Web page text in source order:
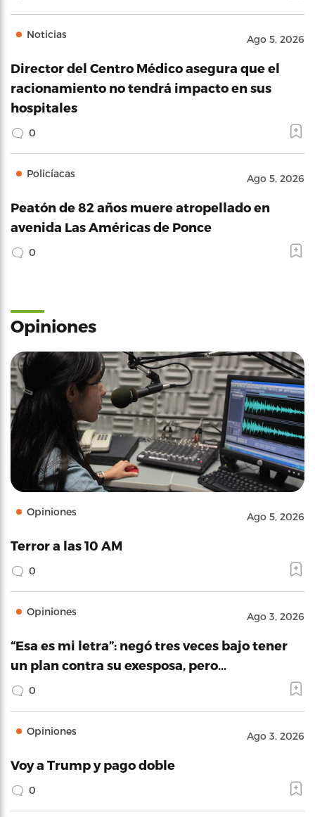
Noticias Ago 5, 2026
Director del Centro Médico asegura que el
racionamiento no tendrá impacto en sus
hospitales
0
Policíacas Ago 5, 2026
Peatón de 82 años muere atropellado en
avenida Las Américas de Ponce
0
Opiniones
Opiniones Ago 5, 2026
Terror a las 10 AM
0
Opiniones Ago 3, 2026
“Esa es mi letra”: negó tres veces bajo tener
un plan contra su exesposa, pero…
0
Opiniones Ago 3, 2026
Voy a Trump y pago doble
0